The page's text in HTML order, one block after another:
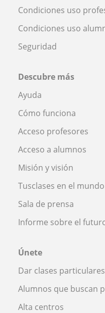
Condiciones uso
Condiciones uso
Seguridad
Descubre más
Ayuda
Cómo funciona
Acceso profesores
Acceso a alumnos
Misión y visión
Tusclases en el mundo
Sala de prensa
Informe sobre el
Únete
Dar clases particulares
Alumnos que buscan
Alta centros